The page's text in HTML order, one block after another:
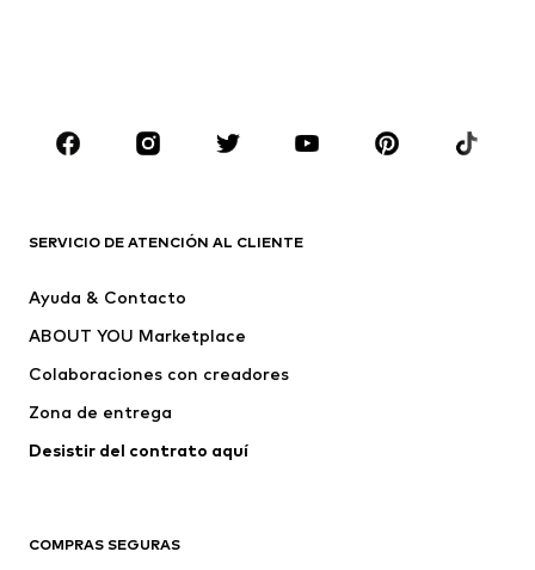
MARCAS
PUMA
ADIDAS SPORTSWEAR
BARROW
SERVICIO DE ATENCIÓN AL CLIENTE
Ayuda & Contacto
ABOUT YOU Marketplace
Colaboraciones con creadores
Zona de entrega
Desistir del contrato aquí
COMPRAS SEGURAS